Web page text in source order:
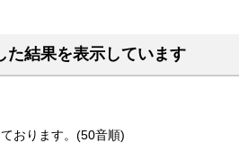
た結果を表示しています
おります。(50音順)